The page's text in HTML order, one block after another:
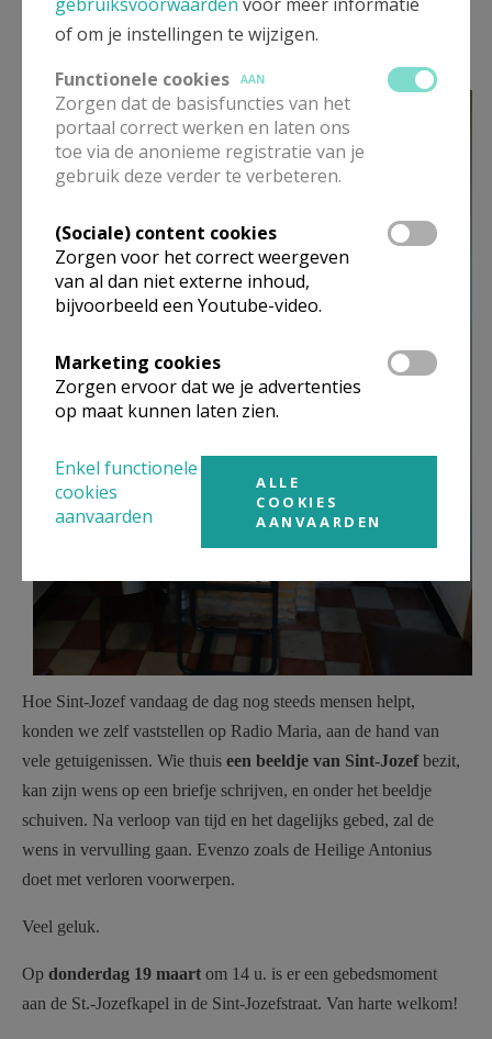
kapel onderhouden door het echtpaar Jozef en Marijke De
Bock, die ze dagelijks openen rond 8 u. en sluiten rond 17 u.
Sint-Jozef kapel ST binnen
2025_172611.jpg
Hoe Sint-Jozef vandaag de dag nog steeds mensen helpt,
konden we zelf vaststellen op Radio Maria, aan de hand van
vele getuigenissen. Wie thuis een beeldje van Sint-Jozefbezit,
kan zijn wens op een briefje schrijven, en onder het beeldje
schuiven. Na verloop van tijd en het dagelijks gebed, zal de
wens in vervulling gaan. Evenzo zoals de Heilige Antonius
doet met verloren voorwerpen.
Veel geluk.
Op donderdag 19 maart om 14 u. is er een gebedsmoment
aan de St.-Jozefkapel in de Sint-Jozefstraat. Van harte welkom!
of om je instellingen te wijzigen.
Functionele cookies
AAN
Zorgen dat de basisfuncties van het
portaal correct werken en laten ons
toe via de anonieme registratie van je
gebruik deze verder te verbeteren.
(Sociale) content cookies
Zorgen voor het correct weergeven
van al dan niet externe inhoud,
bijvoorbeeld een Youtube-video.
Marketing cookies
Zorgen ervoor dat we je advertenties
op maat kunnen laten zien.
Enkel functionele
cookies
aanvaarden
ALLE
COOKIES
AANVAARDEN